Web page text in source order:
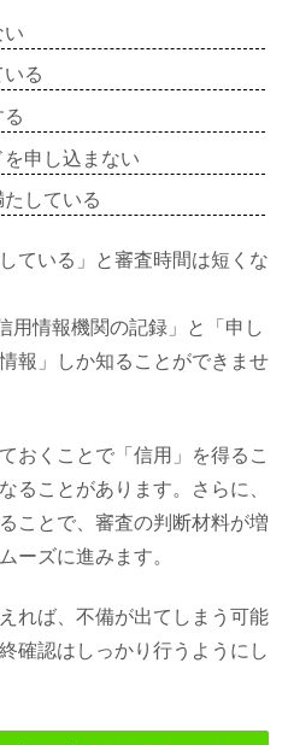
い
る
申し込まない
している
ている」と審査時間は短くな
用情報機関の記録」と「申し
報」しか知ることができませ
おくことで「信用」を得るこ
ることがあります。さらに、
ことで、審査の判断材料が増
ーズに進みます。
れば、不備が出てしまう可能
確認はしっかり行うようにし